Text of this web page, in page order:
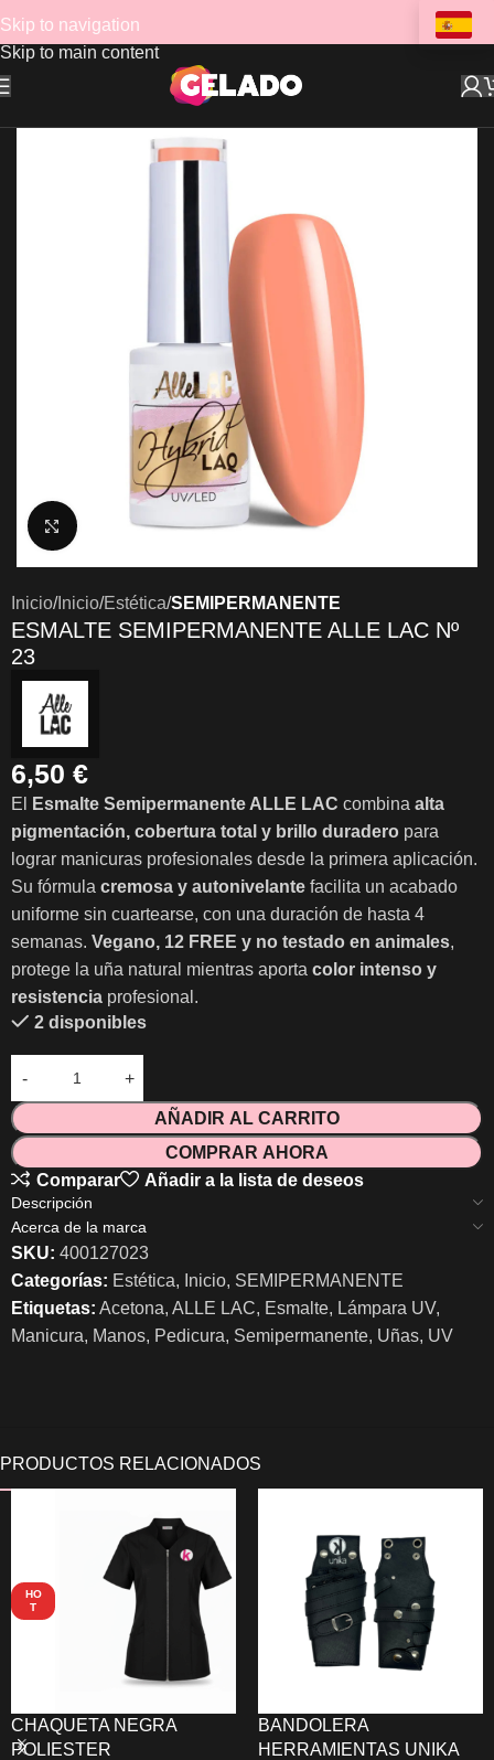
Skip to navigation
Skip to main content
Clic para ampliar
Inicio Inicio Estética SEMIPERMANENTE
ESMALTE SEMIPERMANENTE ALLE LAC Nº
23
6,50 €
El Esmalte Semipermanente ALLE LAC combina alta
pigmentación, cobertura total y brillo duradero para
lograr manicuras profesionales desde la primera aplicación.
Su fórmula cremosa y autonivelante facilita un acabado
uniforme sin cuartearse, con una duración de hasta 4
semanas. Vegano, 12 FREE y no testado en animales,
protege la uña natural mientras aporta color intenso y
resistencia profesional.
2 disponibles
AÑADIR AL CARRITO
COMPRAR AHORA
Comparar
Añadir a la lista de deseos
Descripción
Acerca de la marca
SKU: 400127023
Categorías: Estética, Inicio, SEMIPERMANENTE
Etiquetas: Acetona, ALLE LAC, Esmalte, Lámpara UV,
Manicura, Manos, Pedicura, Semipermanente, Uñas, UV
HO
T
CHAQUETA NEGRA
POLIESTER
BANDOLERA
HERRAMIENTAS UNIKA